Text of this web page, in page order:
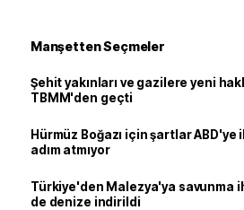
Manşetten Seçmeler
Şehit yakınları ve gazilere yeni
TBMM'den geçti
Hürmüz Boğazı için şartlar
adım atmıyor
Türkiye'den Malezya'ya savunma
de denize indirildi